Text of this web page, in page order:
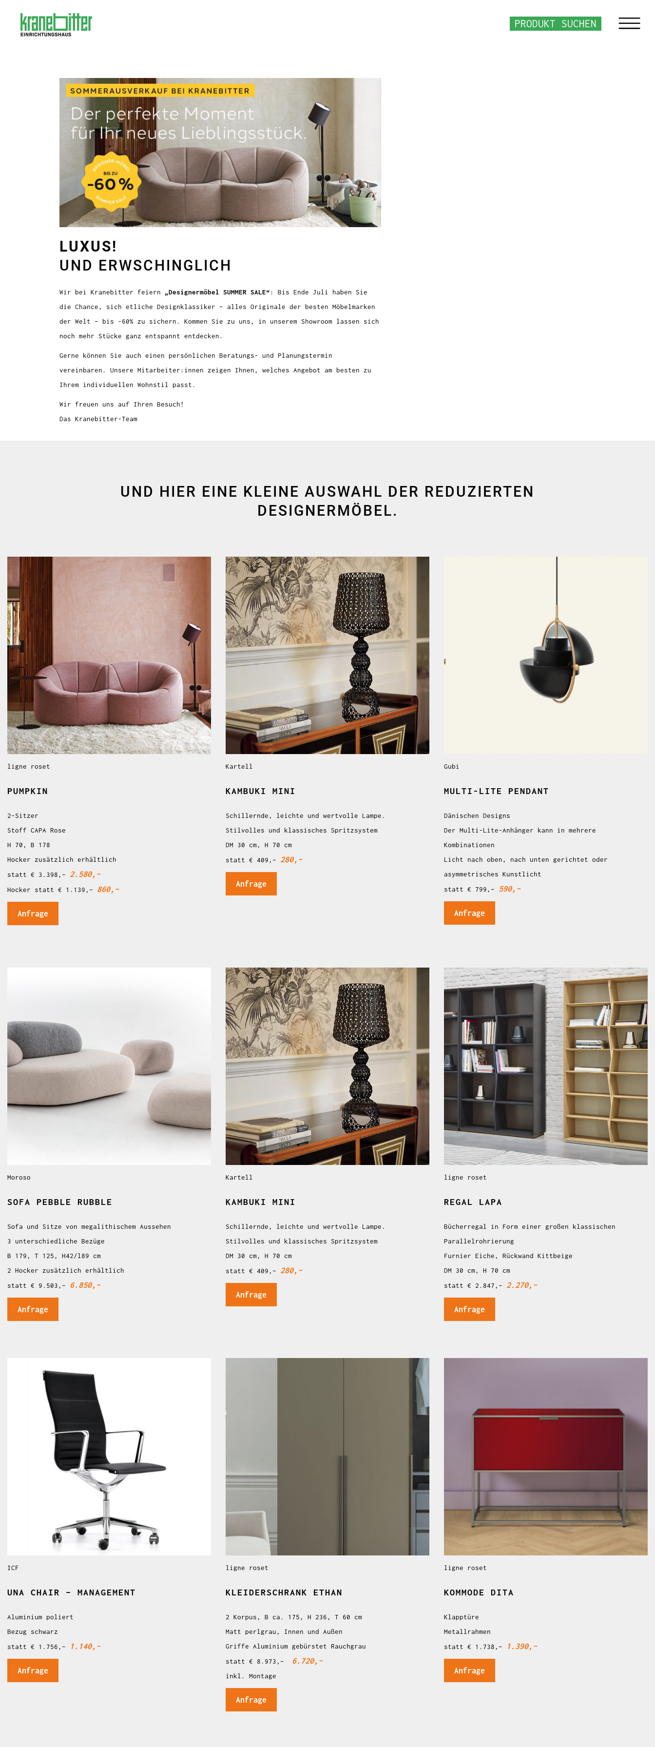
PRODUKT SUCHEN
LUXUS!
UND ERWSCHINGLICH
Wir bei Kranebitter feiern „Designermöbel SUMMER SALE“: Bis Ende Juli haben Sie
die Chance, sich etliche Designklassiker – alles Originale der besten Möbelmarken
der Welt – bis -60% zu sichern. Kommen Sie zu uns, in unserem Showroom lassen sich
noch mehr Stücke ganz entspannt entdecken.
Gerne können Sie auch einen persönlichen Beratungs- und Planungstermin
vereinbaren. Unsere Mitarbeiter:innen zeigen Ihnen, welches Angebot am besten zu
Ihrem individuellen Wohnstil passt.
Wir freuen uns auf Ihren Besuch!
Das Kranebitter-Team
UND HIER EINE KLEINE AUSWAHL DER REDUZIERTEN
DESIGNERMÖBEL.
ligne roset
PUMPKIN
2-Sitzer
Stoff CAPA Rose
H 70, B 178
Hocker zusätzlich erhältlich
statt € 3.398,– 2.580,–
Hocker statt € 1.139,– 860,–
Anfrage
Kartell
KAMBUKI MINI
Schillernde, leichte und wertvolle Lampe.
Stilvolles und klassisches Spritzsystem
DM 30 cm, H 70 cm
statt € 409,– 280,–
Anfrage
Gubi
MULTI-LITE PENDANT
Dänischen Designs
Der Multi-Lite-Anhänger kann in mehrere
Kombinationen
Licht nach oben, nach unten gerichtet oder
asymmetrisches Kunstlicht
statt € 799,– 590,–
Anfrage
Moroso
SOFA PEBBLE RUBBLE
Sofa und Sitze von megalithischem Aussehen
3 unterschiedliche Bezüge
B 179, T 125, H42/l89 cm
2 Hocker zusätzlich erhältlich
statt € 9.503,–
6.850,–
Anfrage
Kartell
KAMBUKI MINI
Schillernde, leichte und wertvolle Lampe.
Stilvolles und klassisches Spritzsystem
DM 30 cm, H 70 cm
statt € 409,– 280,–
Anfrage
ligne roset
REGAL LAPA
Bücherregal in Form einer großen klassischen
Parallelrohrierung
Furnier Eiche, Rückwand Kittbeige
DM 30 cm, H 70 cm
statt € 2.847,– 2.270,–
Anfrage
ICF
UNA CHAIR – MANAGEMENT
Aluminium poliert
Bezug schwarz
statt € 1.756,–
1.140,–
Anfrage
ligne roset
KLEIDERSCHRANK ETHAN
2 Korpus, B ca. 175, H 236, T 60 cm
Matt perlgrau, Innen und Außen
Griffe Aluminium gebürstet Rauchgrau
statt € 8.973,–
6.720,–
inkl. Montage
Anfrage
ligne roset
KOMMODE DITA
Klapptüre
Metallrahmen
statt € 1.738,–
1.390,–
Anfrage